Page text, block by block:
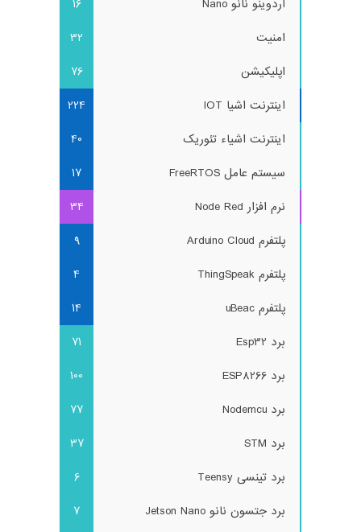
آردوینو نانو Nano
16
امنیت
32
اپلیکیشن
76
اینترنت اشیا IOT
224
اینترنت اشیاء تئوریک
40
سیستم عامل FreeRTOS
17
نرم افزار Node Red
34
پلتفرم Arduino Cloud
9
پلتفرم ThingSpeak
4
پلتفرم uBeac
14
برد Esp32
71
برد ESP8266
100
برد Nodemcu
77
برد STM
37
برد تینسی Teensy
6
برد جتسون نانو Jetson Nano
7